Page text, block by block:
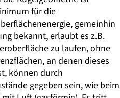
für die
gemeinhin
bekannt, erlaubt es z.B.
zu laufen, ohne
an denen dieses
können durch
gegeben sein, wie beim